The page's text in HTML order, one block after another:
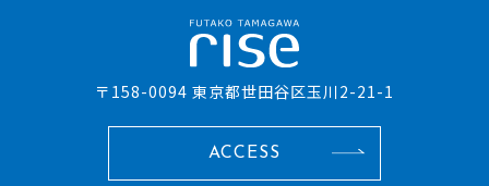
〒158-0094 東京都世田谷区玉川2-21-1
ACCESS